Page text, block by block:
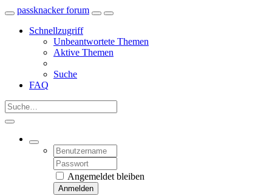
passknacker forum
Schnellzugriff
Unbeantwortete Themen
Aktive Themen
Suche
FAQ
Angemeldet bleiben
Anmelden